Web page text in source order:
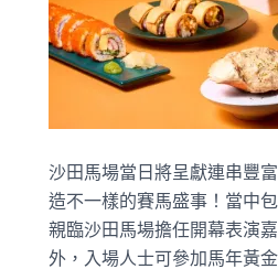
沙田馬場當日將呈獻連串豐
造不一樣的賽馬盛事！當中
親臨沙田馬場擔任開幕表演
外，入場人士可參加馬年黃